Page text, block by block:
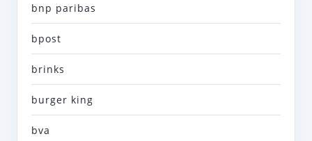
bnp paribas
bpost
brinks
burger king
bva